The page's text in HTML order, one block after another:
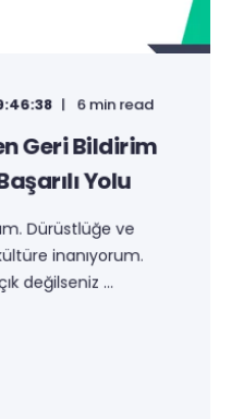
6 min read
Geri Bildirim
Yolu
Dürüstlüğe ve
inanıyorum.
değilseniz ...